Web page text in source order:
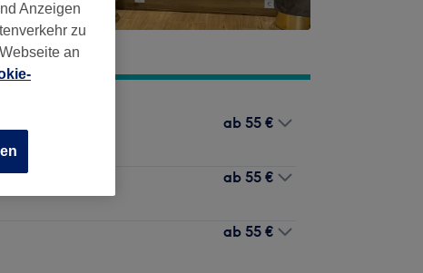
ab 55 €
ab 55 €
ab 55 €
Anzeigen
zu
an